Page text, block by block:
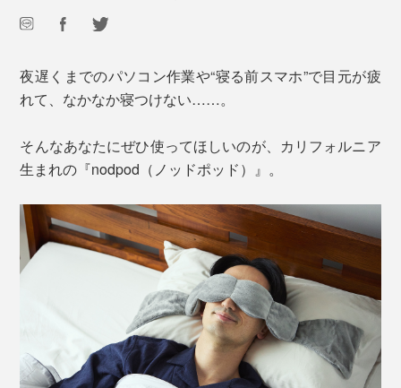
夜遅くまでのパソコン作業や“寝る前スマホ”で目元が疲
れて、なかなか寝つけない……。
そんなあなたにぜひ使ってほしいのが、カリフォルニア
生まれの『nodpod（ノッドポッド）』。